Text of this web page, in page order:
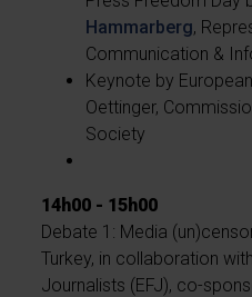
Hammarberg,
Communication &
Keynote by
Oettinger,
Society
14h00 - 15h00
Debate 1: Media
Turkey, in collaboration
Journalists (EFJ), co-